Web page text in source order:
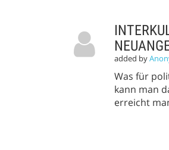
added by
Was für
kann man
erreicht